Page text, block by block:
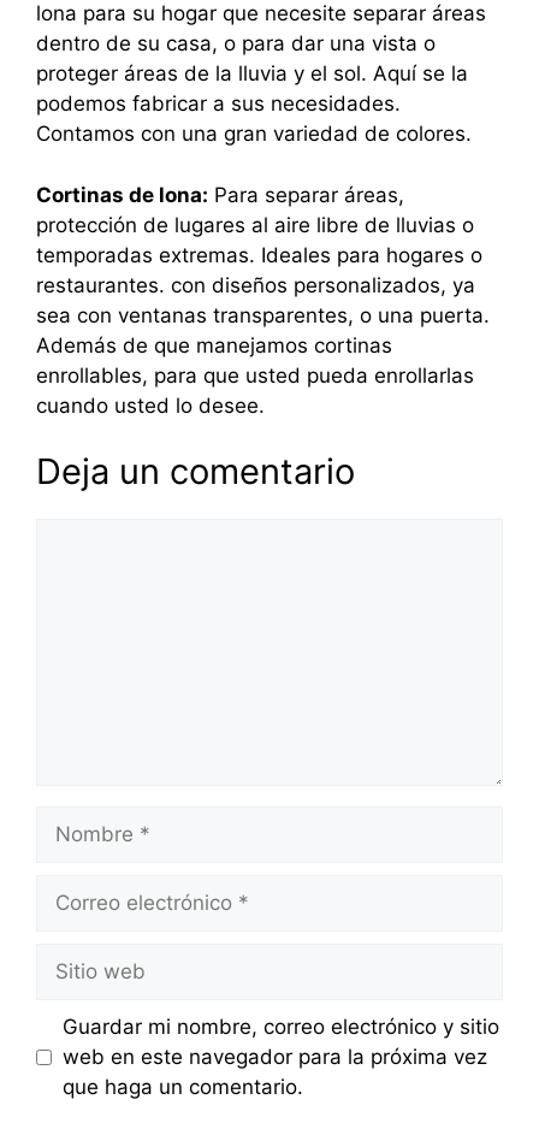
lona para su hogar que necesite separar áreas
dentro de su casa, o para dar una vista o
proteger áreas de la lluvia y el sol. Aquí se la
podemos fabricar a sus necesidades.
Contamos con una gran variedad de colores.
Cortinas de lona: Para separar áreas,
protección de lugares al aire libre de lluvias o
temporadas extremas. Ideales para hogares o
restaurantes. con diseños personalizados, ya
sea con ventanas transparentes, o una puerta.
Además de que manejamos cortinas
enrollables, para que usted pueda enrollarlas
cuando usted lo desee.
Deja un comentario
Nombre
Correo
Sitio
web
Guardar mi nombre, correo electrónico y sitio
web en este navegador para la próxima vez
que haga un comentario.